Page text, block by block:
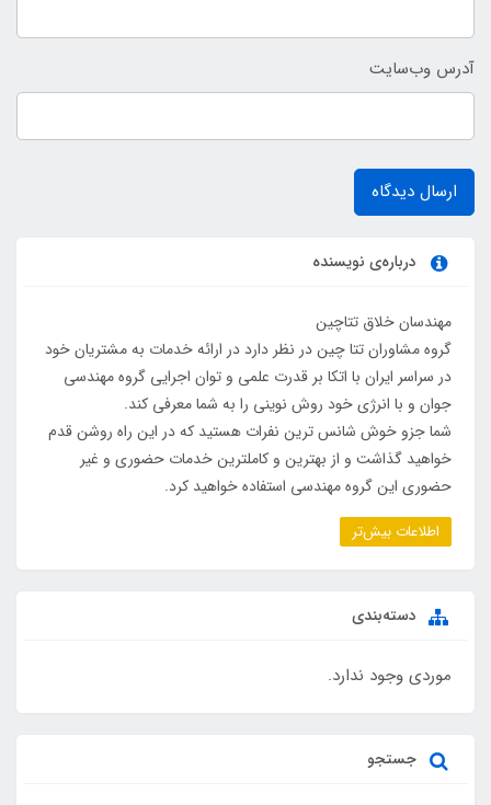
آدرس وب‌سایت
ارسال دیدگاه
درباره‌ی نویسنده
مهندسان خلاق تتاچین
گروه مشاوران تتا چین در نظر دارد در ارائه خدمات به مشتریان خود
در سراسر ایران با اتکا بر قدرت علمی و توان اجرایی گروه مهندسی
جوان و با انرژی خود روش نوینی را به شما معرفی کند.
شما جزو خوش شانس ترین نفرات هستید که در این راه روشن قدم
خواهید گذاشت و از بهترین و کاملترین خدمات حضوری و غیر
حضوری این گروه مهندسی استفاده خواهید کرد.
اطلاعات بیش‌تر
دسته‌بندی
موردی وجود ندارد.
جستجو